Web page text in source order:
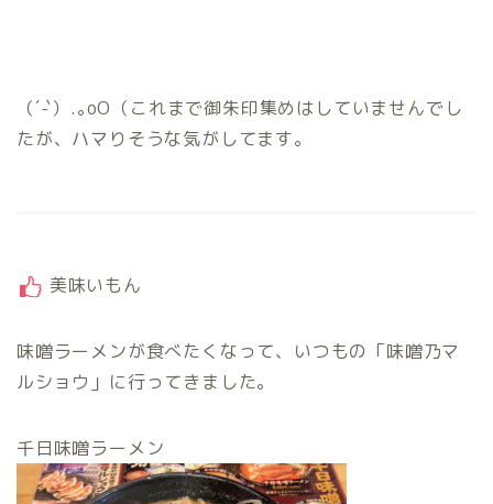
（´-`）.｡oO（これまで御朱印集めはしていませんでし
たが、ハマりそうな気がしてます。
美味いもん
味噌ラーメンが食べたくなって、いつもの「味噌乃マ
ルショウ」に行ってきました。
千日味噌ラーメン